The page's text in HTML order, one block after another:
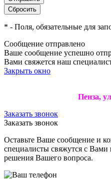
* - Поля, обязательные для
Сообщение отправлено
Ваше сообщение успешно
Вами свяжется наш
Закрыть окно
Пенза,
Заказать звонок
Заказать звонок
Оставьте Ваше сообщение и
специалисты свяжутся с
решения Вашего вопроса.